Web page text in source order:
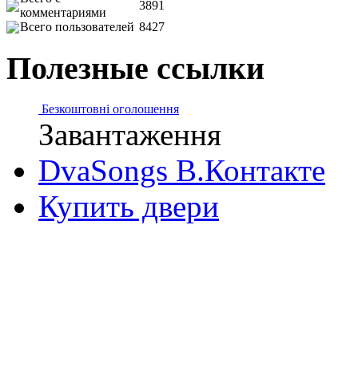
комментариями
3891
Всего пользователей 8427
Полезные ссылки
Безкоштовні оголошення
Завантаження
DvaSongs В.Контакте
Купить двери